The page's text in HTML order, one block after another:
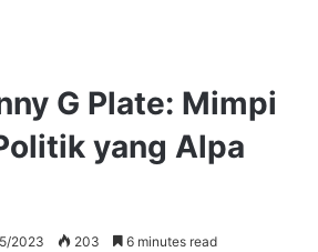
G Plate: Mimpi
yang Alpa
2023 203 6 minutes read